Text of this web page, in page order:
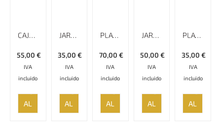
CAJA KHATAMKARI – 14 CM
€
55,00
IVA
incluido
AL
CARRITO
JARRÓN ESMALTADO LISO MINAKARI, ALTURA DE 16 CM
€
35,00
IVA
incluido
AL
CARRITO
PLATO ESMALTADO CON RELIEVE Y BORDE ESPECIAL MINAKARI
€
70,00
IVA
incluido
AL
CARRITO
JARRÓN ESMALTADO LISO MINAKARI, ALTURA DE 17 CM
€
50,00
IVA
incluido
AL
CARRITO
PLATO ESMALTADO LISO MINAKARI – 17 CM
€
35,00
IVA
incluido
AL
CARRITO